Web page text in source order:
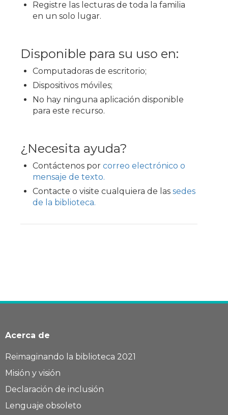
Registre las lecturas de toda la familia
en un solo lugar.
Disponible para su uso en:
Computadoras de escritorio;
Dispositivos móviles;
No hay ninguna aplicación disponible
para este recurso.
¿Necesita ayuda?
Contáctenos por correo electrónico o
mensaje de texto.
Contacte o visite cualquiera de las sedes
de la biblioteca.
Acerca de
Reimaginando la biblioteca 2021
Misión y visión
Declaración de inclusión
Lenguaje obsoleto